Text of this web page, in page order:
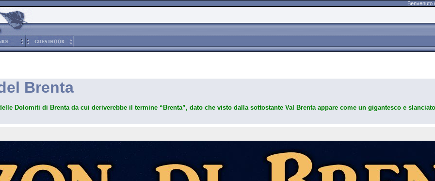
Benvenuto
Brenta
Dolomiti di Brenta da cui deriverebbe il termine “Brenta”, dato che visto dalla sottostante Val Brenta appare come un gigantesco e